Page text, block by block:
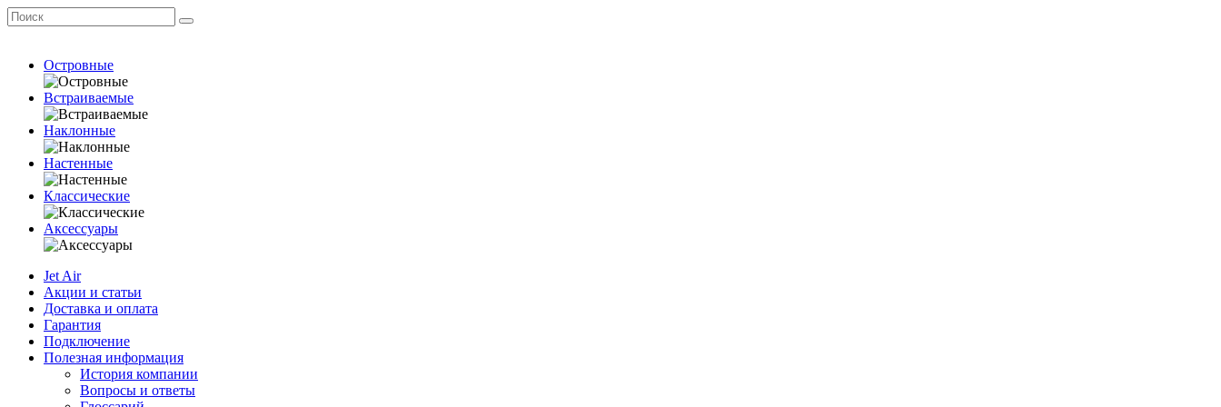
Островные
Встраиваемые
Наклонные
Настенные
Классические
Аксессуары
Jet Air
Акции и статьи
Доставка и оплата
Гарантия
Подключение
Полезная информация
История компании
Вопросы и ответы